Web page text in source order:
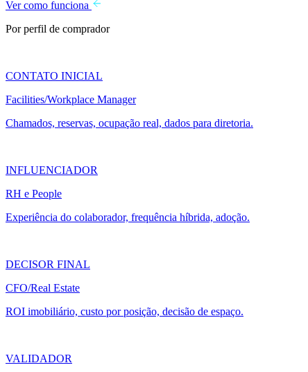
Ver como funciona
Por perfil de comprador
CONTATO INICIAL
Facilities/Workplace Manager
Chamados, reservas, ocupação real, dados para diretoria.
INFLUENCIADOR
RH e People
Experiência do colaborador, frequência híbrida, adoção.
DECISOR FINAL
CFO/Real Estate
ROI imobiliário, custo por posição, decisão de espaço.
VALIDADOR